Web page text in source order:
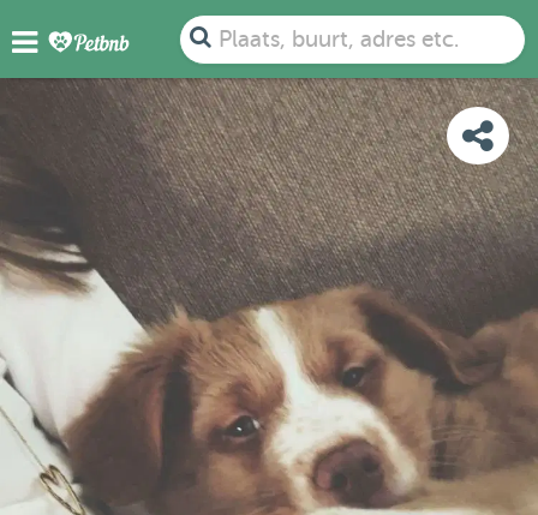
Plaats, buurt, adres etc.
FOTO'S BEOORDELINGEN KAART